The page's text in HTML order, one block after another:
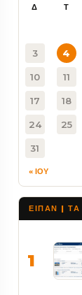
Δ Τ
3 4
10 11
17 18
24 25
31
« ΙΟΥ
ΕΙΠΑΝ |
1